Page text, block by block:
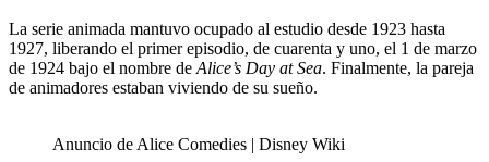
La serie animada mantuvo ocupado al estudio desde 1923 hasta
1927, liberando el primer episodio, de cuarenta y uno, el 1 de marzo
de 1924 bajo el nombre de Alice’s Day at Sea. Finalmente, la pareja
de animadores estaban viviendo de su sueño.
Anuncio de Alice Comedies | Disney Wiki